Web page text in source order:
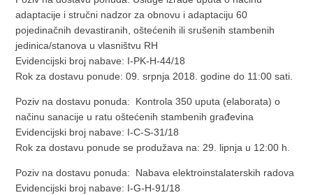
adaptacije i stručni nadzor za obnovu i adaptaciju 60
pojedinačnih devastiranih, oštećenih ili srušenih stambenih
jedinica/stanova u vlasništvu RH
Evidencijski broj nabave: I-PK-H-44/18
Rok za dostavu ponude: 09. srpnja 2018. godine do 11:00 sati.
Poziv na dostavu ponuda: Kontrola 350 uputa (elaborata) o
načinu sanacije u ratu oštećenih stambenih građevina
Evidencijski broj nabave: I-C-S-31/18
Rok za dostavu ponude se produžava na: 29. lipnja u 12:00 h.
Poziv na dostavu ponuda: Nabava elektroinstalaterskih radova
Evidencijski broj nabave: I-G-H-91/18